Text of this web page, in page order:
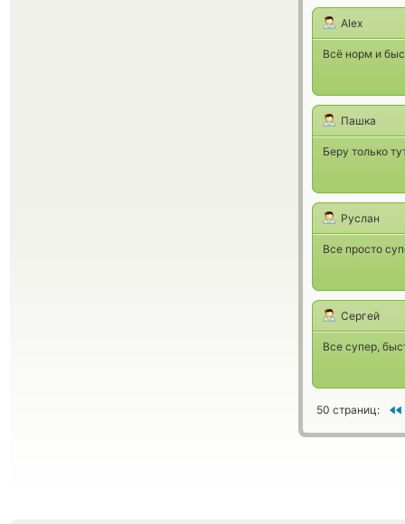
Alex
Всё норм и
Пашка
Беру только
Руслан
Все просто
Сергей
Все супер,
50 страниц: